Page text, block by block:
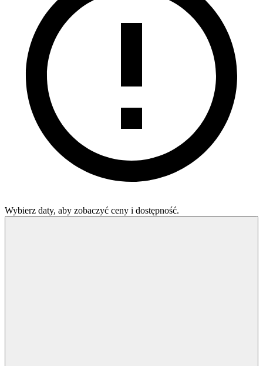
Wybierz daty, aby zobaczyć ceny i dostępność.